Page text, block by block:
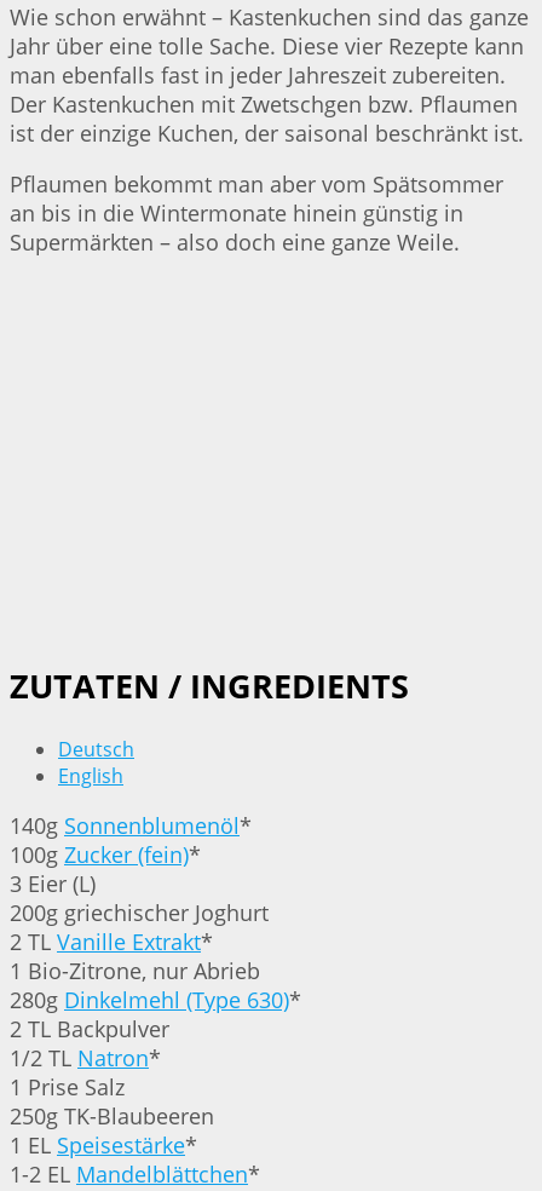
Wie schon erwähnt – Kastenkuchen sind das ganze
Jahr über eine tolle Sache. Diese vier Rezepte kann
man ebenfalls fast in jeder Jahreszeit zubereiten.
Der Kastenkuchen mit Zwetschgen bzw. Pflaumen
ist der einzige Kuchen, der saisonal beschränkt ist.
Pflaumen bekommt man aber vom Spätsommer
an bis in die Wintermonate hinein günstig in
Supermärkten – also doch eine ganze Weile.
ZUTATEN / INGREDIENTS
Deutsch
English
140g Sonnenblumenöl*
100g Zucker (fein)*
3 Eier (L)
200g griechischer Joghurt
2 TL Vanille Extrakt*
1 Bio-Zitrone, nur Abrieb
280g Dinkelmehl (Type 630)*
2 TL Backpulver
1/2 TL Natron*
1 Prise Salz
250g TK-Blaubeeren
1 EL Speisestärke*
1-2 EL Mandelblättchen*